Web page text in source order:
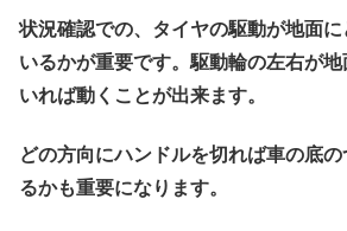
状況確認での、タイヤの駆動が地面
いるかが重要です。駆動輪の左右が
いれば動くことが出来ます。
どの方向にハンドルを切れば車の底
るかも重要になります。